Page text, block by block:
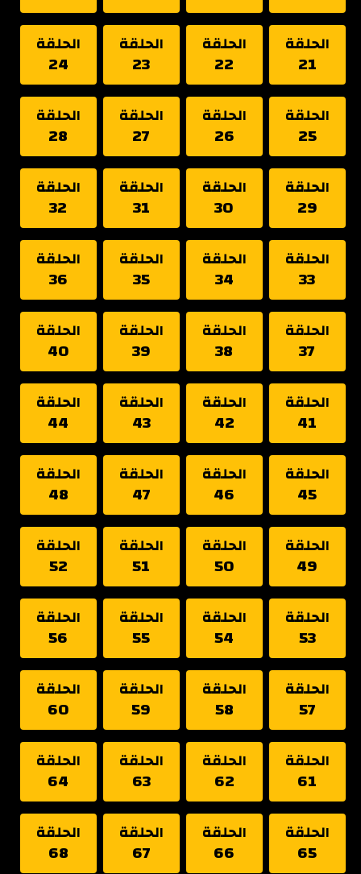
الحلقة
21
الحلقة
22
الحلقة
23
الحلقة
24
الحلقة
25
الحلقة
26
الحلقة
27
الحلقة
28
الحلقة
29
الحلقة
30
الحلقة
31
الحلقة
32
الحلقة
33
الحلقة
34
الحلقة
35
الحلقة
36
الحلقة
37
الحلقة
38
الحلقة
39
الحلقة
40
الحلقة
41
الحلقة
42
الحلقة
43
الحلقة
44
الحلقة
45
الحلقة
46
الحلقة
47
الحلقة
48
الحلقة
49
الحلقة
50
الحلقة
51
الحلقة
52
الحلقة
53
الحلقة
54
الحلقة
55
الحلقة
56
الحلقة
57
الحلقة
58
الحلقة
59
الحلقة
60
الحلقة
61
الحلقة
62
الحلقة
63
الحلقة
64
الحلقة
65
الحلقة
66
الحلقة
67
الحلقة
68